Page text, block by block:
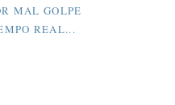
MAL GOLPE
REAL...